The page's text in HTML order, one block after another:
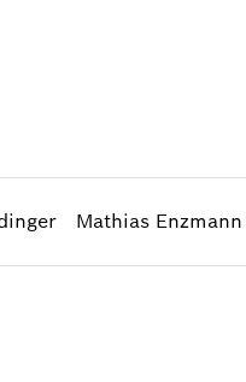
Mathias Enzmann